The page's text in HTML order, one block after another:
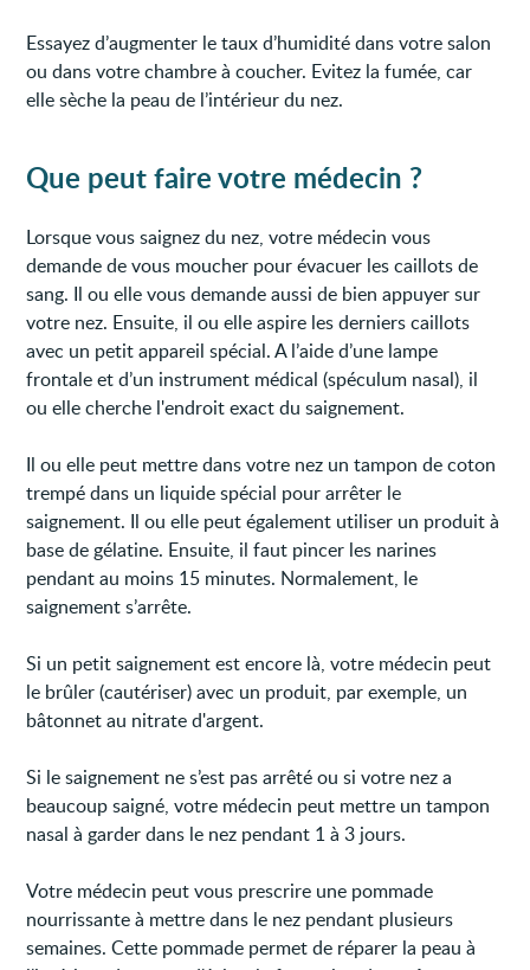
Essayez d’augmenter le taux d’humidité dans votre salon
ou dans votre chambre à coucher. Evitez la fumée, car
elle sèche la peau de l’intérieur du nez.
Que peut faire votre médecin ?
Lorsque vous saignez du nez, votre médecin vous
demande de vous moucher pour évacuer les caillots de
sang. Il ou elle vous demande aussi de bien appuyer sur
votre nez. Ensuite, il ou elle aspire les derniers caillots
avec un petit appareil spécial. A l’aide d’une lampe
frontale et d’un instrument médical (spéculum nasal), il
ou elle cherche l'endroit exact du saignement.
Il ou elle peut mettre dans votre nez un tampon de coton
trempé dans un liquide spécial pour arrêter le
saignement. Il ou elle peut également utiliser un produit à
base de gélatine. Ensuite, il faut pincer les narines
pendant au moins 15 minutes. Normalement, le
saignement s’arrête.
Si un petit saignement est encore là, votre médecin peut
le brûler (cautériser) avec un produit, par exemple, un
bâtonnet au nitrate d'argent.
Si le saignement ne s’est pas arrêté ou si votre nez a
beaucoup saigné, votre médecin peut mettre un tampon
nasal à garder dans le nez pendant 1 à 3 jours.
Votre médecin peut vous prescrire une pommade
nourrissante à mettre dans le nez pendant plusieurs
semaines. Cette pommade permet de réparer la peau à